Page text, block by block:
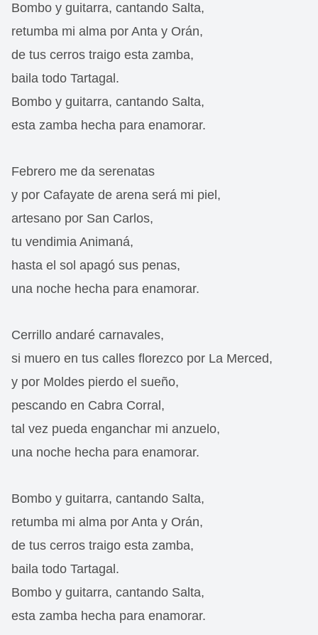
Bombo y guitarra, cantando Salta,
retumba mi alma por Anta y Orán,
de tus cerros traigo esta zamba,
baila todo Tartagal.
Bombo y guitarra, cantando Salta,
esta zamba hecha para enamorar.
Febrero me da serenatas
y por Cafayate de arena será mi piel,
artesano por San Carlos,
tu vendimia Animaná,
hasta el sol apagó sus penas,
una noche hecha para enamorar.
Cerrillo andaré carnavales,
si muero en tus calles florezco por La Merced,
y por Moldes pierdo el sueño,
pescando en Cabra Corral,
tal vez pueda enganchar mi anzuelo,
una noche hecha para enamorar.
Bombo y guitarra, cantando Salta,
retumba mi alma por Anta y Orán,
de tus cerros traigo esta zamba,
baila todo Tartagal.
Bombo y guitarra, cantando Salta,
esta zamba hecha para enamorar.